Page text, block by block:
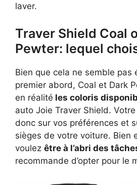
laver.
Traver Shield Coal
Pewter: lequel
Bien que cela ne semble pas
premier abord, Coal et Dark
en réalité les coloris
auto Joie Traver Shield.
donc sur vos préférences et
sièges de votre voiture. Bien
voulez être à l’abri des
recommande d’opter pour le